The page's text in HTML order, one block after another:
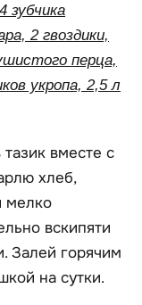
зубчика
2 гвоздики,
перца,
укропа, 2,5 л
вместе с
хлеб,
мелко
вскипяти
Залей горячим
на сутки.